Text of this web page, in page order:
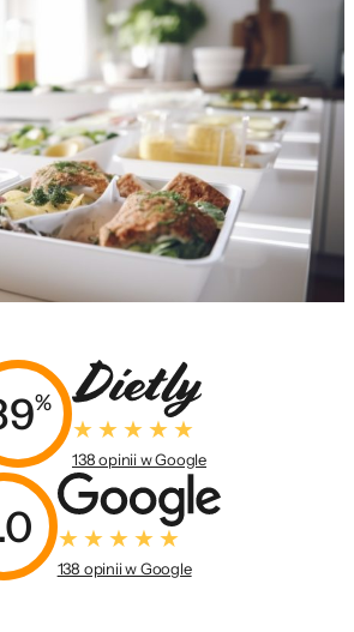
%
138 opinii w Google
138 opinii w Google